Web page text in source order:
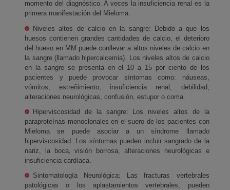
momento del diagnóstico. A veces la insuficiencia renal es la
primera manifestación del Mieloma.
Niveles altos de calcio en la sangre: Debido a que los
huesos contienen grandes cantidades de calcio, el deterioro
del hueso en MM puede conllevar a altos niveles de calcio en
la sangre (llamado hipercalcemia). Los niveles altos de calcio
en la sangre se presenta en el 10 a 15 por ciento de los
pacientes y puede provocar síntomas como: náuseas,
vómitos, estreñimiento, insuficiencia renal, debilidad,
alteraciones neurológicas, confusión, estupor o coma.
Hiperviscosidad de la sangre: Los niveles altos de la
paraproteínas monoclonales en el suero de los pacientes con
Mieloma se puede asociar a un síndrome llamado
hiperviscosidad. Los síntomas pueden incluir sangrado de la
nariz, la boca, visión borrosa, alteraciones neurológicas e
insuficiencia cardíaca.
Sintomatología Neurológica: Las fracturas vertebrales
patológicas o los aplastamientos vertebrales, pueden